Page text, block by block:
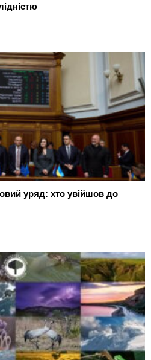
уряд: хто увійшов до